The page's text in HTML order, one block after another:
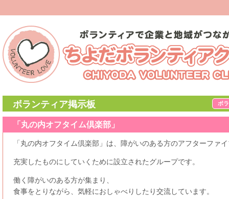
ボランティア掲示板 ボ
「丸の内オフタイム倶楽部」
「丸の内オフタイム倶楽部」は、障がいのある方のアフターファ
充実したものにしていくために設立されたグループです。
働く障がいのある方が集まり、
食事をとりながら、気軽におしゃべりしたり交流しています。